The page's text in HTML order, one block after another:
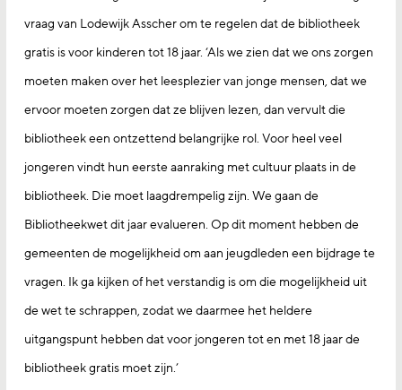
vraag van Lodewijk Asscher om te regelen dat de bibliotheek
gratis is voor kinderen tot 18 jaar. ‘Als we zien dat we ons zorgen
moeten maken over het leesplezier van jonge mensen, dat we
ervoor moeten zorgen dat ze blijven lezen, dan vervult die
bibliotheek een ontzettend belangrijke rol. Voor heel veel
jongeren vindt hun eerste aanraking met cultuur plaats in de
bibliotheek. Die moet laagdrempelig zijn. We gaan de
Bibliotheekwet dit jaar evalueren. Op dit moment hebben de
gemeenten de mogelijkheid om aan jeugdleden een bijdrage te
vragen. Ik ga kijken of het verstandig is om die mogelijkheid uit
de wet te schrappen, zodat we daarmee het heldere
uitgangspunt hebben dat voor jongeren tot en met 18 jaar de
bibliotheek gratis moet zijn.’